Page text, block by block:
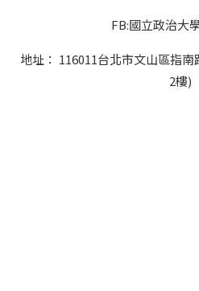
FB:國立政治大
地址： 116011台北市文山區指
2樓)